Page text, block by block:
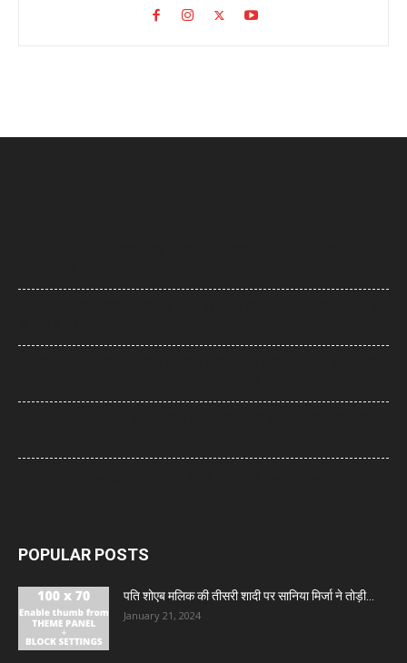
POPULAR POSTS
पति शोएब मलिक की तीसरी शादी पर सानिया मिर्जा ने तोड़ी...
January 21, 2024